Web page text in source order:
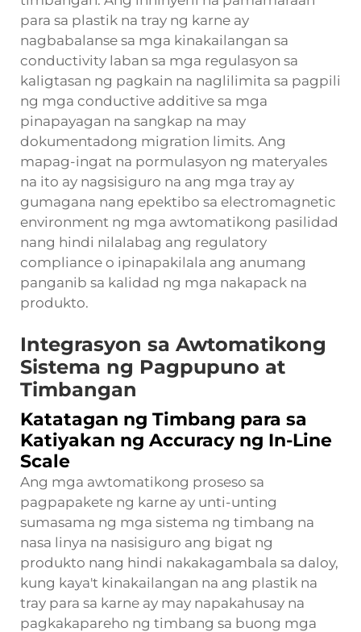
para sa plastik na tray ng karne ay
nagbabalanse sa mga kinakailangan sa
conductivity laban sa mga regulasyon sa
kaligtasan ng pagkain na naglilimita sa pagpili
ng mga conductive additive sa mga
pinapayagan na sangkap na may
dokumentadong migration limits. Ang
mapag-ingat na pormulasyon ng materyales
na ito ay nagsisiguro na ang mga tray ay
gumagana nang epektibo sa electromagnetic
environment ng mga awtomatikong pasilidad
nang hindi nilalabag ang regulatory
compliance o ipinapakilala ang anumang
panganib sa kalidad ng mga nakapack na
produkto.
Integrasyon sa Awtomatikong
Sistema ng Pagpupuno at
Timbangan
Katatagan ng Timbang para sa
Katiyakan ng Accuracy ng In-Line
Scale
Ang mga awtomatikong proseso sa
pagpapakete ng karne ay unti-unting
sumasama ng mga sistema ng timbang na
nasa linya na nasisiguro ang bigat ng
produkto nang hindi nakakagambala sa daloy,
kung kaya't kinakailangan na ang plastik na
tray para sa karne ay may napakahusay na
pagkakapareho ng timbang sa buong mga